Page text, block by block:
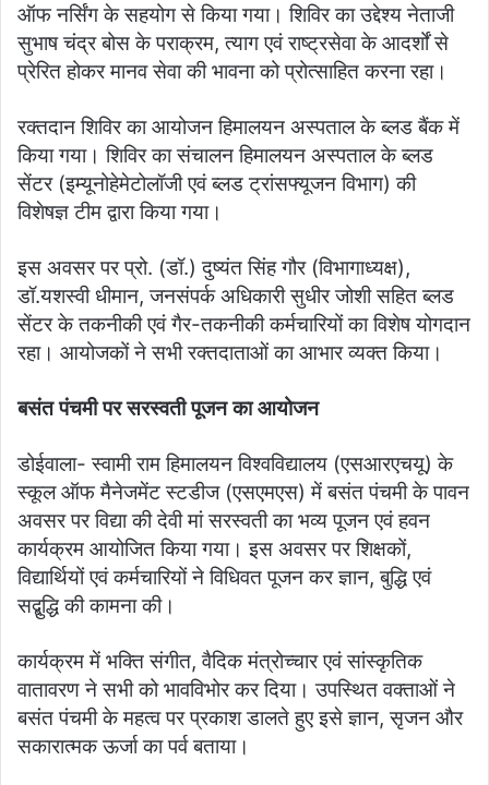
ऑफ नर्सिंग के सहयोग से किया गया। शिविर का उद्देश्य नेताजी
सुभाष चंद्र बोस के पराक्रम, त्याग एवं राष्ट्रसेवा के आदर्शों से
प्रेरित होकर मानव सेवा की भावना को प्रोत्साहित करना रहा।
रक्तदान शिविर का आयोजन हिमालयन अस्पताल के ब्लड बैंक में
किया गया। शिविर का संचालन हिमालयन अस्पताल के ब्लड
सेंटर (इम्यूनोहेमेटोलॉजी एवं ब्लड ट्रांसफ्यूजन विभाग) की
विशेषज्ञ टीम द्वारा किया गया।
इस अवसर पर प्रो. (डॉ.) दुष्यंत सिंह गौर (विभागाध्यक्ष),
डॉ.यशस्वी धीमान, जनसंपर्क अधिकारी सुधीर जोशी सहित ब्लड
सेंटर के तकनीकी एवं गैर-तकनीकी कर्मचारियों का विशेष योगदान
रहा। आयोजकों ने सभी रक्तदाताओं का आभार व्यक्त किया।
बसंत पंचमी पर सरस्वती पूजन का आयोजन
डोईवाला- स्वामी राम हिमालयन विश्वविद्यालय (एसआरएचयू) के
स्कूल ऑफ मैनेजमेंट स्टडीज (एसएमएस) में बसंत पंचमी के पावन
अवसर पर विद्या की देवी मां सरस्वती का भव्य पूजन एवं हवन
कार्यक्रम आयोजित किया गया। इस अवसर पर शिक्षकों,
विद्यार्थियों एवं कर्मचारियों ने विधिवत पूजन कर ज्ञान, बुद्धि एवं
सद्बुद्धि की कामना की।
कार्यक्रम में भक्ति संगीत, वैदिक मंत्रोच्चार एवं सांस्कृतिक
वातावरण ने सभी को भावविभोर कर दिया। उपस्थित वक्ताओं ने
बसंत पंचमी के महत्व पर प्रकाश डालते हुए इसे ज्ञान, सृजन और
सकारात्मक ऊर्जा का पर्व बताया।